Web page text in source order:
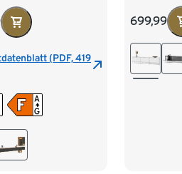
inkl.
large, grün
(PDF, 419
699,99